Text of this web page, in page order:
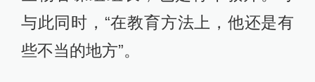
与此同时，“在教育方法上，他还是有
些不当的地方”。